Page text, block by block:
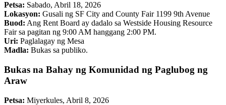
Petsa: Sabado, Abril 18, 2026
Lokasyon: Gusali ng SF City and County Fair 1199 9th Avenue
Buod: Ang Rent Board ay dadalo sa Westside Housing Resource
Fair sa pagitan ng 9:00 AM hanggang 2:00 PM.
Uri: Paglalagay ng Mesa
Madla: Bukas sa publiko.
Bukas na Bahay ng Komunidad ng Paglubog ng
Araw
Petsa: Miyerkules, Abril 8, 2026